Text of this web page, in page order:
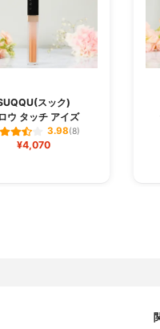
スック)
ウ タッチ アイズ
3.98(8)
¥4,070